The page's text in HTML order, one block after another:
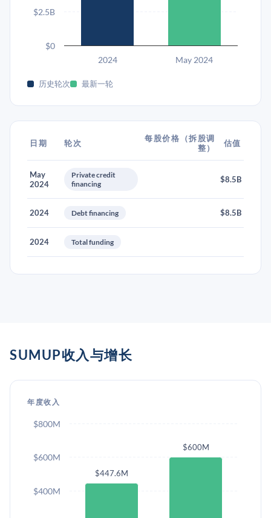
2024 May 2024
$0
$2.5B
历史轮次 最新一轮
日期 轮次
每股价格（拆股调
整）
估值
May
2024
Private credit
financing
$8.5B
2024 Debt financing $8.5B
2024 Total funding
SUMUP收入与增长
年度收入
$447.6M
$600M
$400M
$600M
$800M